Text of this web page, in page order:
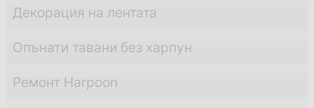
Декорация на лентата
Опънати тавани без харпун
Ремонт Harpoon